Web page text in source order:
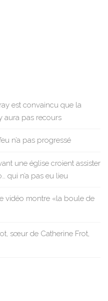
est convaincu que la
aura pas recours
n’a pas progressé
une église croient assister
qui n’a pas eu lieu
vidéo montre «la boule de
sœur de Catherine Frot,